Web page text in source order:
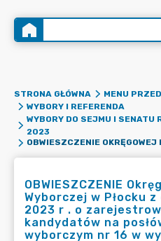
STRONA GŁÓWNA
MENU
WYBORY I REFERENDA
WYBORY DO SEJMU I
2023
OBWIESZCZENIE
Wyborczej w Płocku
2023 r . o
kandydatów na
wyborczym nr 16 w